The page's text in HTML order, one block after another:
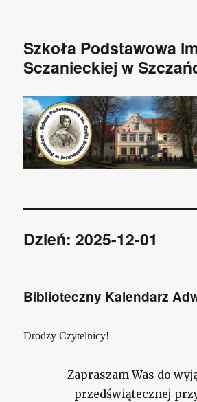
Szkoła Podstawowa
Sczanieckiej w
Dzień: 2025-12-01
Biblioteczny Kalendarz
Drodzy Czytelnicy!
Zapraszam Was do
przedświątecznej